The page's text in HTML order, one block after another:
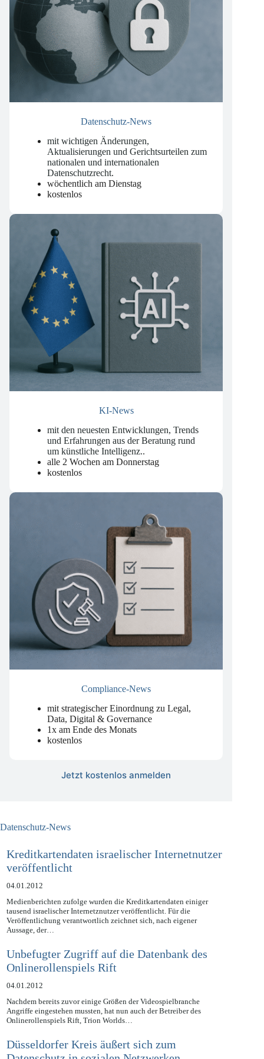
Datenschutz-News
mit wichtigen Änderungen,
Aktualisierungen und Gerichtsurteilen zum
nationalen und internationalen
Datenschutzrecht.
wöchentlich am Dienstag
mit den neuesten Entwicklungen, Trends
und Erfahrungen aus der Beratung rund
um künstliche Intelligenz..
alle 2 Wochen am Donnerstag
mit strategischer Einordnung zu Legal,
Data, Digital & Governance
1x am Ende des Monats
Kreditkartendaten israelischer Internetnutzer
veröffentlicht
04.01.2012
Medienberichten zufolge wurden die Kreditkartendaten einiger
tausend israelischer Internetznutzer veröffentlicht. Für die
Veröffentlichung verantwortlich zeichnet sich, nach eigener
Unbefugter Zugriff auf die Datenbank des
Onlinerollenspiels Rift
04.01.2012
Nachdem bereits zuvor einige Größen der Videospielbranche
Angriffe eingestehen mussten, hat nun auch der Betreiber des